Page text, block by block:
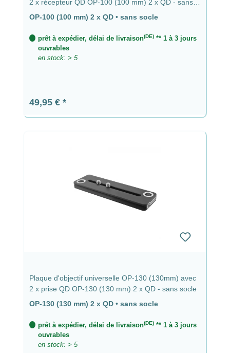
2 x récepteur QD OP-100 (100 mm) 2 x QD - sans
base
OP-100 (100 mm) 2 x QD • sans socle
prêt à expédier, délai de livraison(DE)** 1 à 3 jours
ouvrables
en stock: > 5
Prix régulier :
49,95 €
Plaque d'objectif universelle OP-130 (130mm) avec
2 x prise QD OP-130 (130 mm) 2 x QD - sans socle
OP-130 (130 mm) 2 x QD • sans socle
prêt à expédier, délai de livraison(DE)** 1 à 3 jours
ouvrables
en stock: > 5